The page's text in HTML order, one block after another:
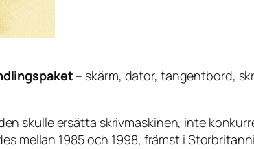
– skärm, dator, tangentbord,
skulle ersätta skrivmaskinen, inte
mellan 1985 och 1998, främst i